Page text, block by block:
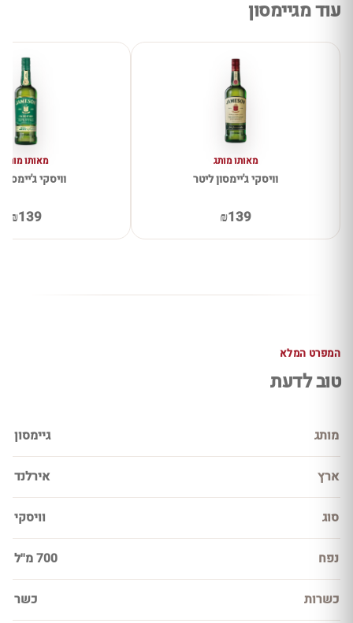
עוד מגיימסון
מאותו מותג
וויסקי ג'יימסון ליטר
₪139
מאותו מותג
וויסקי ג'יימסון IPA
₪139
המפרט המלא
טוב לדעת
מותג גיימסון
ארץ אירלנד
סוג וויסקי
נפח 700 מ''ל
כשרות כשר